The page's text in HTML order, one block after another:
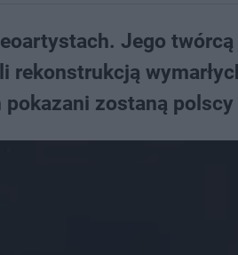
Jego
rekonstrukcją
zostaną